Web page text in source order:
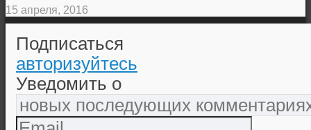
15 апреля, 2016
Подписаться
авторизуйтесь
Уведомить о